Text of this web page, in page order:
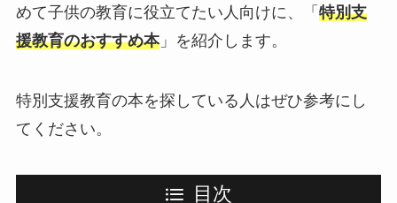
めて子供の教育に役立てたい人向けに、「 特別支
援教育のおすすめ本」を紹介します。
特別支援教育の本を探している人はぜひ参考にし
てください。
目次